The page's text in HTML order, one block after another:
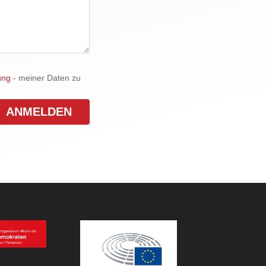
- meiner Daten zu